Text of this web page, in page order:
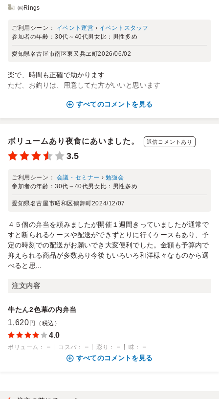
㈱Rings
ご利用シーン： イベント運営 › イベントスタッフ
参加者の年齢：30代～40代男女比： 男性多め
愛知県名古屋市南区東又兵ヱ町2026/06/02
楽で、時間も正確で助かります
ただ、お釣りは、用意してた方がいいと思います
すべてのコメントを見る
ボリュームあり夜食にあいました。 返信コメントあり
3.5
ご利用シーン： 会議・セミナー › 勉強会
参加者の年齢：30代～40代男女比： 男性多め
愛知県名古屋市昭和区鶴舞町2024/12/07
４５個の弁当を頼みましたが開催１週間きっていましたが通常で
すと断られるケースや配送ができずとりに行くケースもあり、予
定の時刻での配送がお願いでき大変便利でした。金額も予算内で
抑えられる商品が多数あり今後もいろいろ和洋様々なものから選
べると思...
注文内容
牛たん2色幕の内弁当
1,620 円（税込）
4.0
ボリューム ： － コスパ ： － 彩り ： － 味 ：
－
すべてのコメントを見る